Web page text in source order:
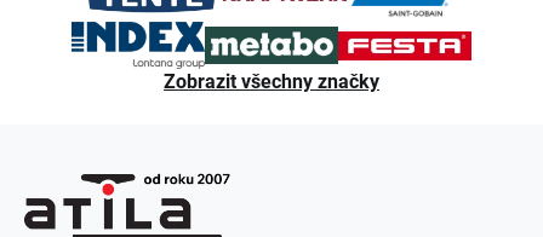
Zobrazit všechny značky